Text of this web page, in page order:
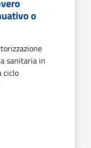
o
sanitaria in
ciclo